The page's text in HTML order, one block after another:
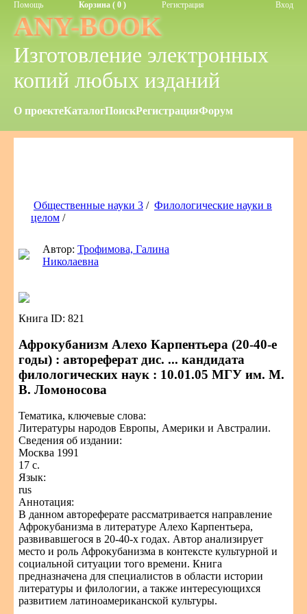
Помощь Корзина ( 0 ) Регистрация Вход
ANY-BOOK
Изготовление электронных
копий любых изданий
О проектеКаталогПоискРегистрацияФорум
Общественные науки 3 / Филологические науки в
целом /
Автор: Трофимова, Галина
Николаевна
Книга ID: 821
Афрокубанизм Алехо Карпентьера (20-40-е
годы) : автореферат дис. ... кандидата
филологических наук : 10.01.05 МГУ им. М.
В. Ломоносова
Тематика, ключевые слова:
Литературы народов Европы, Америки и Австралии.
Сведения об издании:
Москва 1991
17 с.
Язык:
rus
Аннотация:
В данном автореферате рассматривается направление
Афрокубанизма в литературе Алехо Карпентьера,
развивавшегося в 20-40-х годах. Автор анализирует
место и роль Афрокубанизма в контексте культурной и
социальной ситуации того времени. Книга
предназначена для специалистов в области истории
литературы и филологии, а также интересующихся
развитием латиноамериканской культуры.